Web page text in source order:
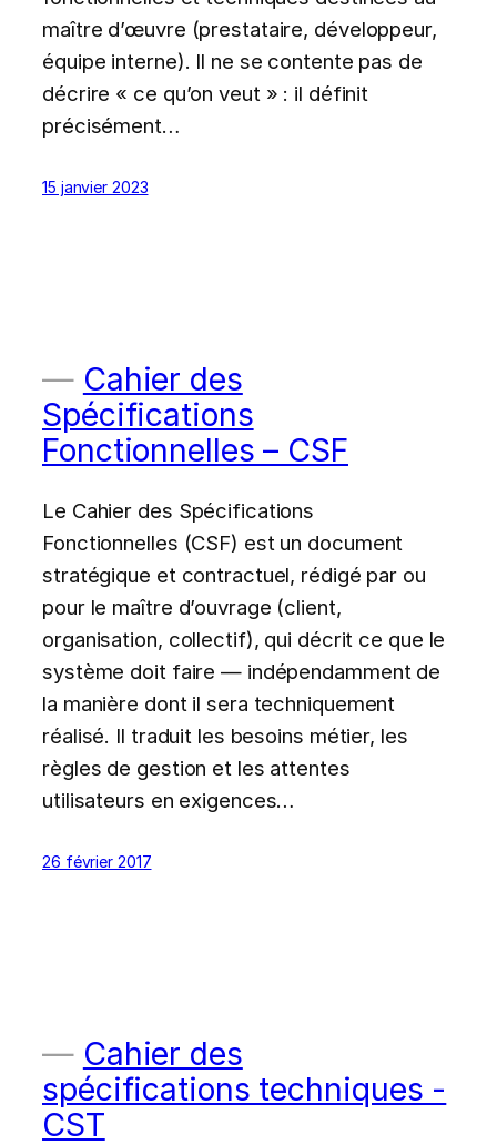
maître d’œuvre (prestataire, développeur,
équipe interne). Il ne se contente pas de
décrire « ce qu’on veut » : il définit
précisément…
15 janvier 2023
Cahier des
Spécifications
Fonctionnelles – CSF
Le Cahier des Spécifications
Fonctionnelles (CSF) est un document
stratégique et contractuel, rédigé par ou
pour le maître d’ouvrage (client,
organisation, collectif), qui décrit ce que le
système doit faire — indépendamment de
la manière dont il sera techniquement
réalisé. Il traduit les besoins métier, les
règles de gestion et les attentes
utilisateurs en exigences…
26 février 2017
Cahier des
spécifications techniques -
CST